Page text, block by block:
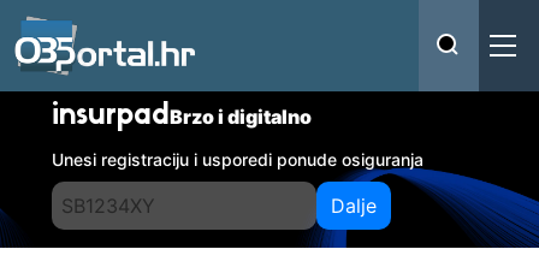
insurpadBrzo i digitalno
Unesi registraciju i usporedi ponude osiguranja
Dalje